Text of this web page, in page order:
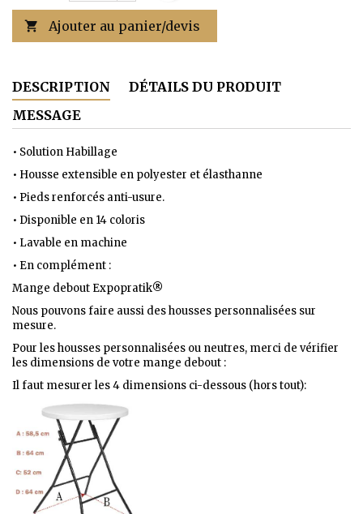
 Ajouter au panier/devis
DESCRIPTION
DÉTAILS DU PRODUIT
MESSAGE
• Solution Habillage
• Housse extensible en polyester et élasthanne
• Pieds renforcés anti-usure.
• Disponible en 14 coloris
• Lavable en machine
• En complément :
Mange debout Expopratik®
Nous pouvons faire aussi des housses personnalisées sur
mesure.
Pour les housses personnalisées ou neutres, merci de vérifier
les dimensions de votre mange debout :
Il faut mesurer les 4 dimensions ci-dessous (hors tout):